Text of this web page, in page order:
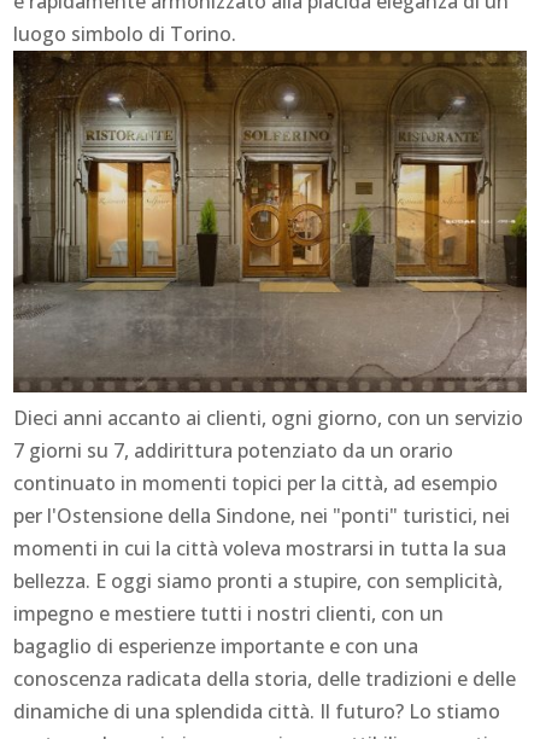
luogo simbolo di Torino.
Dieci anni accanto ai clienti, ogni giorno, con un servizio
7 giorni su 7, addirittura potenziato da un orario
continuato in momenti topici per la città, ad esempio
per l'Ostensione della Sindone, nei "ponti" turistici, nei
momenti in cui la città voleva mostrarsi in tutta la sua
bellezza. E oggi siamo pronti a stupire, con semplicità,
impegno e mestiere tutti i nostri clienti, con un
bagaglio di esperienze importante e con una
conoscenza radicata della storia, delle tradizioni e delle
dinamiche di una splendida città. Il futuro? Lo stiamo